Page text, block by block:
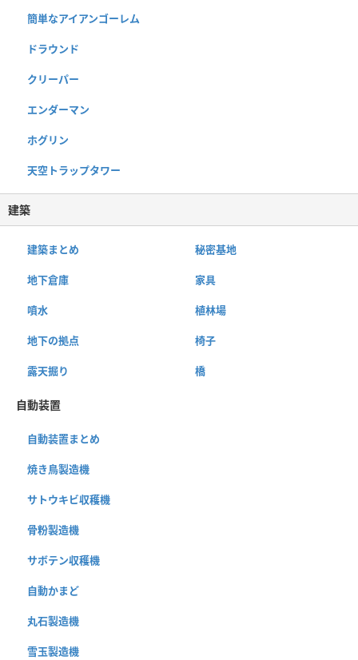
簡単なアイアンゴーレム
ドラウンド
クリーパー
エンダーマン
ホグリン
天空トラップタワー
建築
建築まとめ 秘密基地
地下倉庫 家具
噴水 植林場
地下の拠点 椅子
露天掘り 橋
自動装置
自動装置まとめ
焼き鳥製造機
サトウキビ収穫機
骨粉製造機
サボテン収穫機
自動かまど
丸石製造機
雪玉製造機